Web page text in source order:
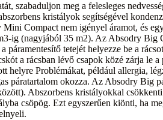
szabaduljon meg a felesleges
kristályok segítségével
Compact nem igényel áramot, és
ig (nagyjából 35 m2). Az Absodry Big
tetejét helyezze be a
a rácsban lévő csapok közé zárja le a
helyre Problémákat, például allergia,
páratartalom okozza. Az Absodry Big
Abszorbens kristályokkal
csöpög. Ezt egyszerűen kiönti, ha